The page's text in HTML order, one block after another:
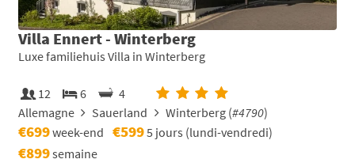
Villa Ennert - Winterberg
Luxe familiehuis Villa in Winterberg
12 6
4
Allemagne
Sauerland Winterberg (#4790)
€699week-end €5995 jours (lundi-vendredi)
€899semaine